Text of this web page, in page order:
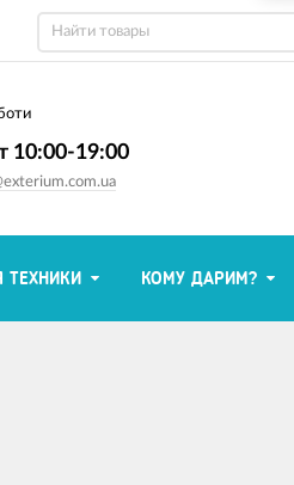
10:00-19:00
ТЕХНИКИ КОМУ ДАРИМ?